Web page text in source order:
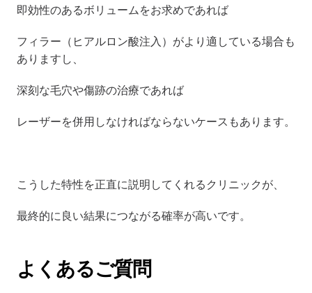
即効性のあるボリュームをお求めであれば
フィラー（ヒアルロン酸注入）がより適している場合も
ありますし、
深刻な毛穴や傷跡の治療であれば
レーザーを併用しなければならないケースもあります。
こうした特性を正直に説明してくれるクリニックが、
最終的に良い結果につながる確率が高いです。
よくあるご質問